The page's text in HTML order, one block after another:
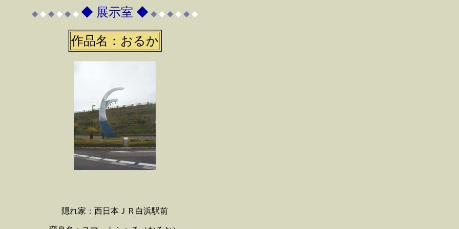
◆ ◆ ◆ ◆ ◆ ◆ ◆ 展示室 ◆ ◆ ◆ ◆ ◆ ◆ ◆
作品名：おるか
隠れ家：西日本ＪＲ白浜駅前